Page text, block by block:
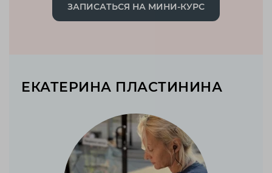
ЗАПИСАТЬСЯ НА МИНИ-КУРС
ЕКАТЕРИНА ПЛАСТИНИНА